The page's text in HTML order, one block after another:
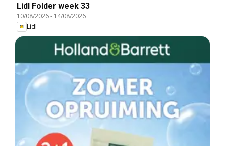
Lidl Folder week 33
10/08/2026- 14/08/2026
Lidl